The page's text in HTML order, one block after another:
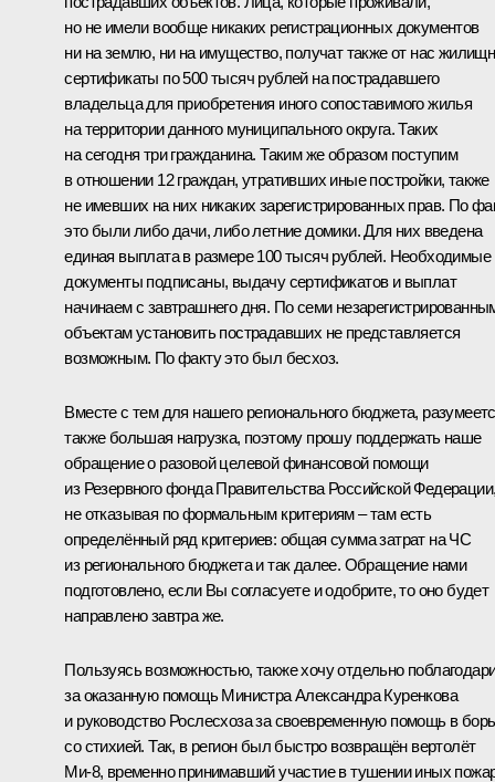
но не имели вообще никаких регистрационных документов
ни на землю, ни на имущество, получат также от нас
сертификаты по 500 тысяч рублей на пострадавшего
владельца для приобретения иного сопоставимого жилья
на территории данного муниципального округа. Таких
на сегодня три гражданина. Таким же образом поступим
в отношении 12 граждан, утративших иные постройки, также
не имевших на них никаких зарегистрированных прав. По
это были либо дачи, либо летние домики. Для них введена
единая выплата в размере 100 тысяч рублей. Необходимые
документы подписаны, выдачу сертификатов и выплат
начинаем с завтрашнего дня. По семи
объектам установить пострадавших не представляется
возможным. По факту это был бесхоз.
Вместе с тем для нашего регионального бюджета,
также большая нагрузка, поэтому прошу поддержать наше
обращение о разовой целевой финансовой помощи
из Резервного фонда Правительства Российской
не отказывая по формальным критериям ‒ там есть
определённый ряд критериев: общая сумма затрат на ЧС
из регионального бюджета и так далее. Обращение нами
подготовлено, если Вы согласуете и одобрите, то оно будет
направлено завтра же.
Пользуясь возможностью, также хочу отдельно
за оказанную помощь Министра Александра Куренкова
и руководство Рослесхоза за своевременную помощь в
со стихией. Так, в регион был быстро возвращён вертолёт
Ми-8, временно принимавший участие в тушении иных